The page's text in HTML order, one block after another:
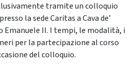
tramiteun colloquio
presso la sede Caritas a Cavade’
Emanuele II. I tempi, le modalità, i
per la partecipazioneal corso
del colloquio.